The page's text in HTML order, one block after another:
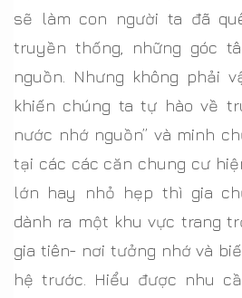
sẽ làm con người ta đã
truyền thống, những góc
nguồn. Nhưng không phải
khiến chúng ta tự hào về
nước nhớ nguồn” và minh
tại các các căn chung cư
lớn hay nhỏ hẹp thì gia
dành ra một khu vực trang
gia tiên- nơi tưởng nhớ và
hệ trước. Hiểu được nhu